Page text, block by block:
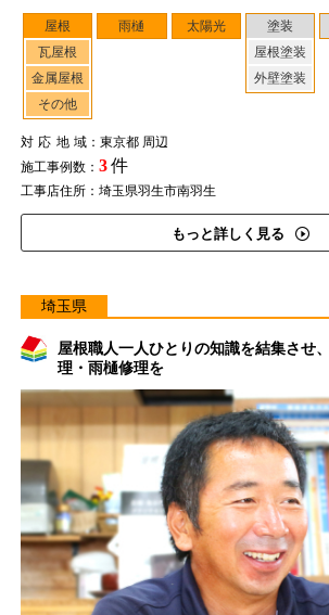
屋根
瓦屋根
金属屋根
その他
雨樋 太陽光
塗装
屋根塗装
外壁塗装
対応地域：東京都 周辺
施工事例数： 3件
工事店住所：埼玉県羽生市南羽生
もっと詳しく見る
埼玉県
屋根職人一人ひとりの知識を結集させ
理・雨樋修理を